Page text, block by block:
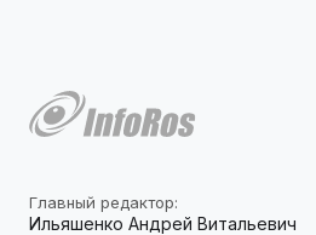
Главный редактор:
Ильяшенко Андрей Витальевич